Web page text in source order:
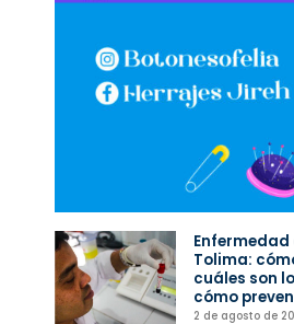
Enfermedad
Tolima:
cuáles son
cómo
2 de agosto de